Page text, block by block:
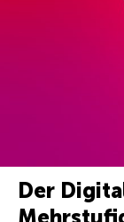
Der